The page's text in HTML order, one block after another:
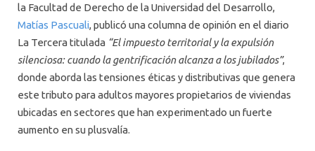
la Facultad de Derecho de la Universidad del Desarrollo,
Matías Pascuali, publicó una columna de opinión en el diario
La Tercera titulada “El impuesto territorial y la expulsión
silenciosa: cuando la gentrificación alcanza a los jubilados”,
donde aborda las tensiones éticas y distributivas que genera
este tributo para adultos mayores propietarios de viviendas
ubicadas en sectores que han experimentado un fuerte
aumento en su plusvalía.